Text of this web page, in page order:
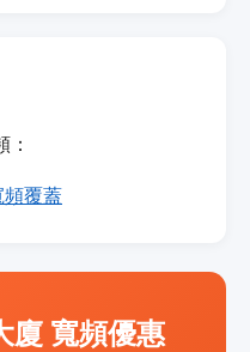
覆蓋
廈 寬頻優惠